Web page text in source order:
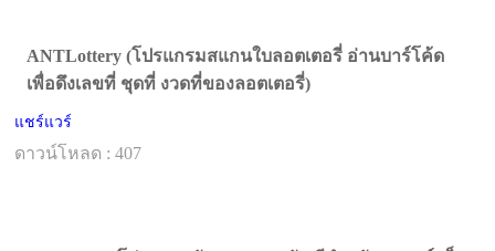
ANTLottery (โปรแกรมสแกนใบลอตเตอรี่ อ่านบาร์โค้ด
เพื่อดึงเลขที่ ชุดที่ งวดที่ของลอตเตอรี่)
แชร์แวร์
ดาวน์โหลด : 407